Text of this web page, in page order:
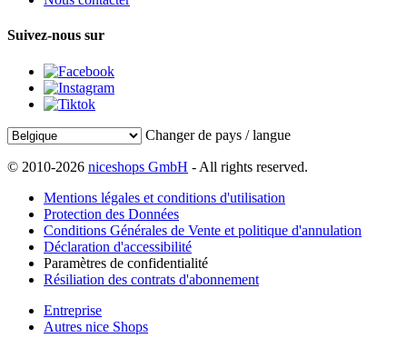
Suivez-nous sur
Changer de pays / langue
© 2010-2026 niceshops GmbH - All rights reserved.
Mentions légales et conditions d'utilisation
Protection des Données
Conditions Générales de Vente et politique d'annulation
Déclaration d'accessibilité
Paramètres de confidentialité
Résiliation des contrats d'abonnement
Entreprise
Autres nice Shops